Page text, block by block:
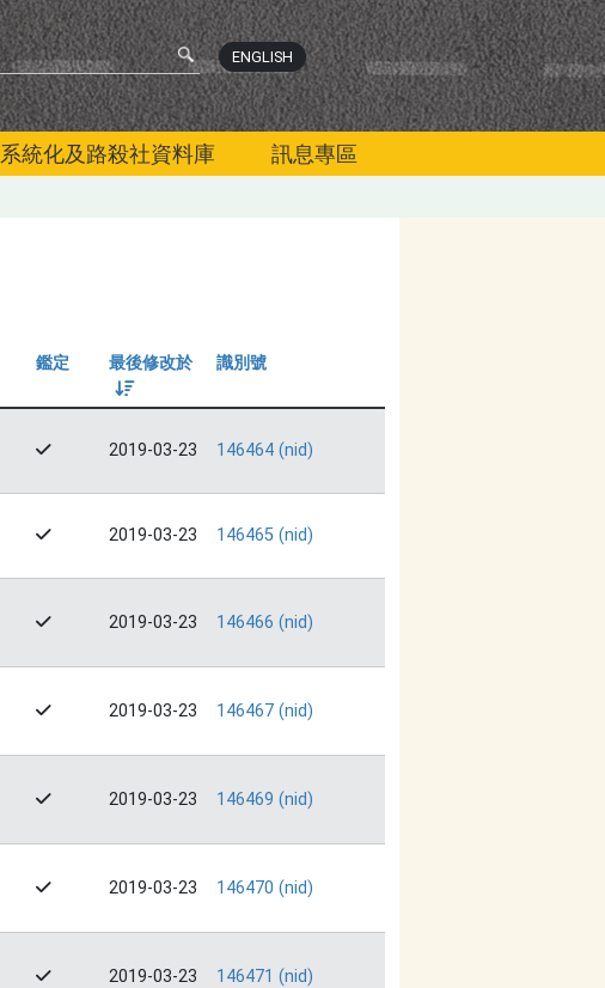
ENGLISH
系統化及路殺社資料庫 訊息專區
鑑定 最後修改於
由大到小
識別號
2019-03-23 146464 (nid)
2019-03-23 146465 (nid)
2019-03-23 146466 (nid)
2019-03-23 146467 (nid)
2019-03-23 146469 (nid)
2019-03-23 146470 (nid)
2019-03-23 146471 (nid)